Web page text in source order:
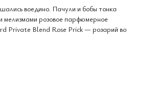
воедино. Пачули и бобы тонка
мелизмами розовое парфюмерное
Private Blend Rose Prick — розарий во